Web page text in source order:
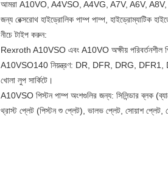
আমরা A10VO, A4VSO, A4VG, A7V, A6V, A8V,
জন্য রেক্সরোথ হাইড্রোলিক পাম্প পাম্প, হাইড্রোম্যাটিক
নীচে টাইপ করুন:
Rexroth A10VSO এবং A10VO অক্ষীয়
A10VSO140 নিয়ন্ত্রণ: DR, DFR, DRG, DFR1,
খোলা লুপ সার্কিটে।
A10VSO পিস্টন পাম্প অংশগুলির জন্য: সিলিন্ডার ব্লক
থ্রাস্ট প্লেট (পিস্টন শু প্লেট), ভালভ প্লেট, সোয়াশ প্লেট,